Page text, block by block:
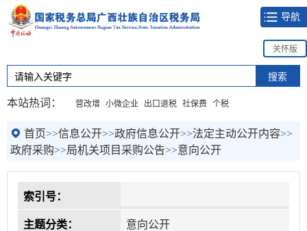
导航
关怀版
本站热词： 营改增 小微企业 出口退税 社保费 个税
首页>>信息公开>>政府信息公开>>法定主动公开内容>>
政府采购>>局机关项目采购公告>>意向公开
索引号：
主题分类： 意向公开